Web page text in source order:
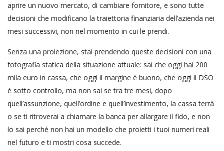
aprire un nuovo mercato, di cambiare fornitore, e sono tutte
decisioni che modificano la traiettoria finanziaria dell’azienda nei
mesi successivi, non nel momento in cui le prendi.
Senza una proiezione, stai prendendo queste decisioni con una
fotografia statica della situazione attuale: sai che oggi hai 200
mila euro in cassa, che oggi il margine è buono, che oggi il DSO
è sotto controllo, ma non sai se tra tre mesi, dopo
quell’assunzione, quell’ordine e quell’investimento, la cassa terrà
o se ti ritroverai a chiamare la banca per allargare il fido, e non
lo sai perché non hai un modello che proietti i tuoi numeri reali
nel futuro e ti mostri cosa succede.